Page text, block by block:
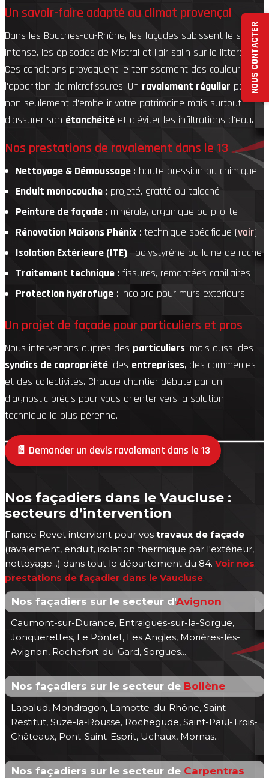
NOUS CONTACTER
Un savoir-faire adapté au climat provençal
Dans les Bouches-du-Rhône, les façades subissent le soleil
intense, les épisodes de Mistral et l'air salin sur le littoral.
Ces conditions provoquent le ternissement des couleurs et
l'apparition de microfissures. Un ravalement régulier permet
non seulement d'embellir votre patrimoine mais surtout
d'assurer son étanchéité et d'éviter les infiltrations d'eau.
Nos prestations de ravalement dans le 13
Nettoyage & Démoussage : haute pression ou chimique
Enduit monocouche : projeté, gratté ou taloché
Peinture de façade : minérale, organique ou pliolite
Rénovation Maisons Phénix : technique spécifique (voir)
Isolation Extérieure (ITE) : polystyrène ou laine de roche
Traitement technique : fissures, remontées capillaires
Protection hydrofuge : incolore pour murs extérieurs
Un projet de façade pour particuliers et pros
Nous intervenons auprès des particuliers, mais aussi des
syndics de copropriété, des entreprises, des commerces
et des collectivités. Chaque chantier débute par un
diagnostic précis pour vous orienter vers la solution
technique la plus pérenne.
📄 Demander un devis ravalement dans le 13
Nos façadiers dans le Vaucluse :
secteurs d’intervention
France Revet intervient pour vos travaux de façade
(ravalement, enduit, isolation thermique par l'extérieur,
nettoyage...) dans tout le département du 84. Voir nos
prestations de façadier dans le Vaucluse.
Nos façadiers sur le secteur d'Avignon
Caumont-sur-Durance, Entraigues-sur-la-Sorgue,
Jonquerettes, Le Pontet, Les Angles, Morières-lès-
Avignon, Rochefort-du-Gard, Sorgues...
Nos façadiers sur le secteur de Bollène
Lapalud, Mondragon, Lamotte-du-Rhône, Saint-
Restitut, Suze-la-Rousse, Rochegude, Saint-Paul-Trois-
Châteaux, Pont-Saint-Esprit, Uchaux, Mornas...
Nos façadiers sur le secteur de Carpentras